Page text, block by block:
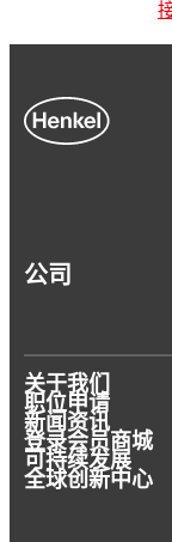
公司
关于我们
职位申请
新闻资讯
登录会员商城
可持续发展
全球创新中心